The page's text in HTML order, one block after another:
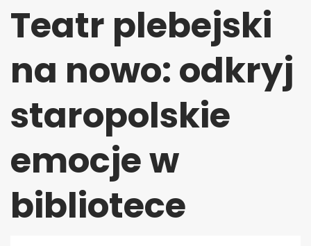
Teatr plebejski
na nowo: odkryj
staropolskie
emocje w
bibliotece